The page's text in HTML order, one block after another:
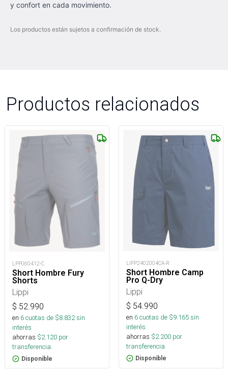
y confort en cada movimiento.
Los productos están sujetos a confirmación de stock.
Productos relacionados
LPP060412-C
Short Hombre Fury
Shorts
Lippi
$ 52.990
en 6cuotas de $8.832sin
interés
ahorras $2.120 por
transferencia.
Disponible
LIPP2402004CA-R
Short Hombre Camp
Pro Q-Dry
Lippi
$ 54.990
en 6cuotas de $9.165sin
interés
ahorras $2.200 por
transferencia.
Disponible